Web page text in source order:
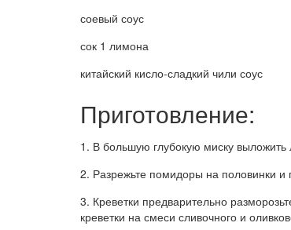
соевый соус
сок 1 лимона
китайский кисло-сладкий чили соус
Приготовление:
1. В большую глубокую миску выложить
2. Разрежьте помидоры на половинки и
3. Креветки предварительно
креветки на смеси сливочного и